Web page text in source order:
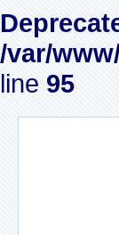
/var/
line 95